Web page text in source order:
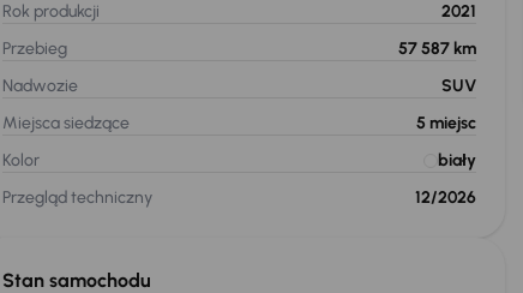
Rok produkcji
2021
Przebieg
57 587 km
Nadwozie
SUV
Miejsca siedzące
5 miejsc
Kolor
biały
Przegląd techniczny
12/2026
Stan samochodu